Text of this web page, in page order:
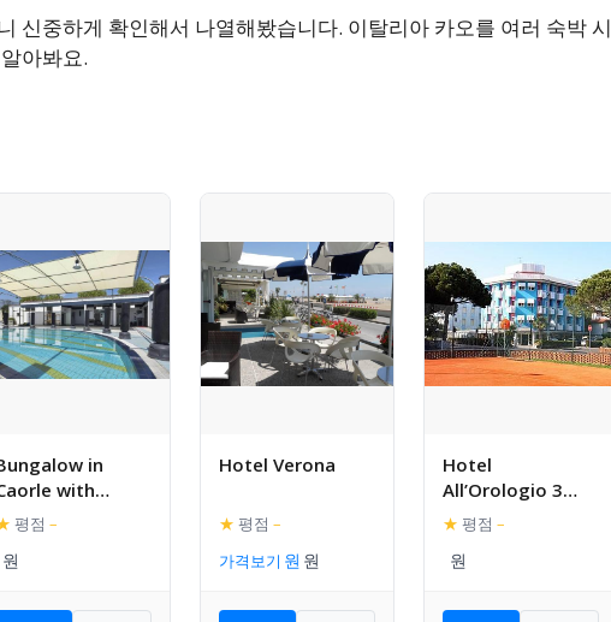
신중하게 확인해서 나열해봤습니다. 이탈리아 카오를 여러 숙박 시
아봐요.
in
with
garden furniture
평점 –
Hotel Verona
★ 평점 –
가격보기
Hotel
All’Orologio 3
Stelle Superior
★ 평점 –